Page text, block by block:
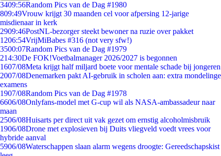
3409:56Random Pics van de Dag #1980
809:49Vrouw krijgt 30 maanden cel voor afpersing 12-jarige
misdienaar in kerk
2909:46PostNL-bezorger steekt bewoner na ruzie over pakket
1206:54VrijMiBabes #316 (not very sfw!)
3500:07Random Pics van de Dag #1979
214:30De FOK!Voetbalmanager 2026/2027 is begonnen
1607/08Meta krijgt half miljard boete voor mentale schade bij jongeren
2007/08Denemarken pakt AI-gebruik in scholen aan: extra mondelinge
examens
1907/08Random Pics van de Dag #1978
6606/08Onlyfans-model met G-cup wil als NASA-ambassadeur naar
maan
2506/08Huisarts per direct uit vak gezet om ernstig alcoholmisbruik
1906/08Drone met explosieven bij Duits vliegveld voedt vrees voor
hybride aanval
5906/08Waterschappen slaan alarm wegens droogte: Gereedschapskist